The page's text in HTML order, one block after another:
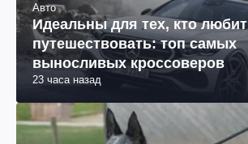
Авто
Идеальны для тех, кто любит
путешествовать: топ самых
выносливых кроссоверов
23 часа назад